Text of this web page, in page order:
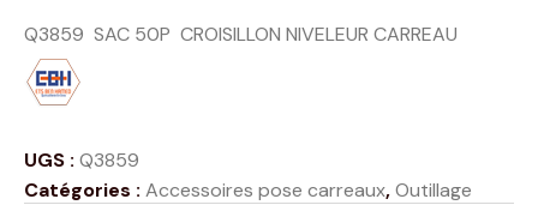
Q3859 SAC 50P CROISILLON NIVELEUR CARREAU
UGS : Q3859
Catégories : Accessoires pose carreaux,Outillage